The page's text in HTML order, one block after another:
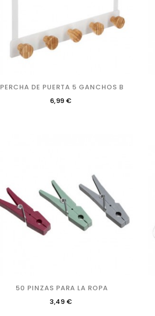
PERCHA DE PUERTA 5 GANCHOS B
Precio
6,99 €
50 PINZAS PARA LA ROPA
Precio
3,49 €